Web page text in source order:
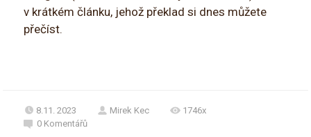
v krátkém článku, jehož překlad si dnes můžete
přečíst.
8.11. 2023 Mirek Kec
1746x
0 Komentářů